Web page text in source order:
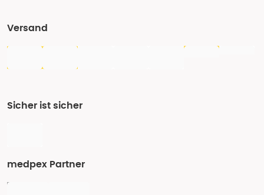
Versand
Sicher ist sicher
medpex Partner